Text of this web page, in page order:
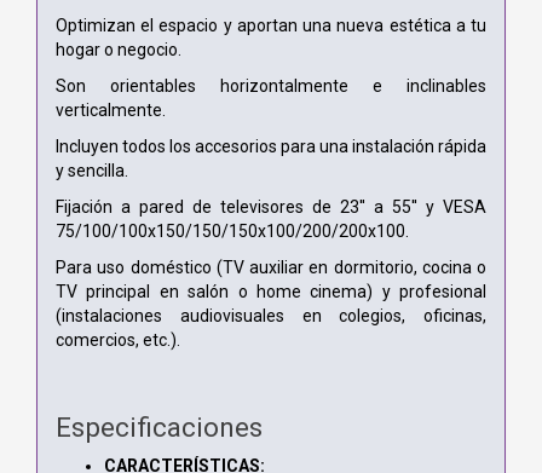
Optimizan el espacio y aportan una nueva estética a tu
hogar o negocio.
Son orientables horizontalmente e inclinables
verticalmente.
Incluyen todos los accesorios para una instalación rápida
y sencilla.
Fijación a pared de televisores de 23'' a 55'' y VESA
75/100/100x150/150/150x100/200/200x100.
Para uso doméstico (TV auxiliar en dormitorio, cocina o
TV principal en salón o home cinema) y profesional
(instalaciones audiovisuales en colegios, oficinas,
comercios, etc.).
Especificaciones
CARACTERÍSTICAS: